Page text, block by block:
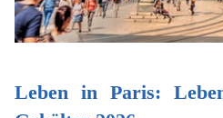
Leben in Paris: